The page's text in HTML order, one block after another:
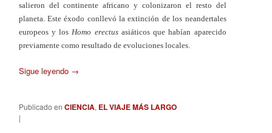
salieron del continente africano y colonizaron el resto del
planeta. Este éxodo conllevó la extinción de los neandertales
europeos y losHomo erectusasiáticos que habían aparecido
previamente como resultado de evoluciones locales.
Sigue leyendo →
Publicado en CIENCIA, EL VIAJE MÁS LARGO
|